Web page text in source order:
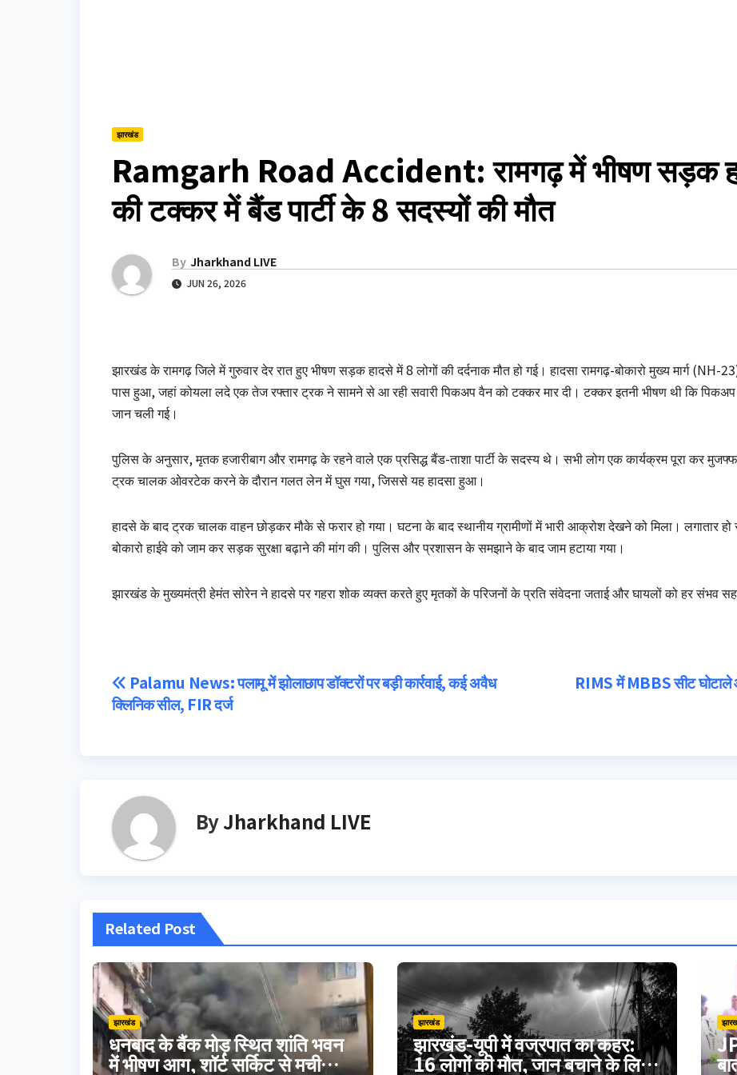
झारखंड
Ramgarh Road Accident: रामगढ़ में भीषण सड़क
की टक्कर में बैंड पार्टी के 8 सदस्यों की मौत
By Jharkhand LIVE
JUN 26, 2026
झारखंड के रामगढ़ जिले में गुरुवार देर रात हुए भीषण सड़क हादसे में 8 लोगों की दर्दनाक मौत हो गई। हादसा रामगढ़-बोकारो मुख्य मार्ग (NH-
पास हुआ, जहां कोयला लदे एक तेज रफ्तार ट्रक ने सामने से आ रही सवारी पिकअप वैन को टक्कर मार दी। टक्कर इतनी भीषण थी कि
जान चली गई।
पुलिस के अनुसार, मृतक हजारीबाग और रामगढ़ के रहने वाले एक प्रसिद्ध बैंड-ताशा पार्टी के सदस्य थे। सभी लोग एक कार्यक्रम पूरा कर
ट्रक चालक ओवरटेक करने के दौरान गलत लेन में घुस गया, जिससे यह हादसा हुआ।
हादसे के बाद ट्रक चालक वाहन छोड़कर मौके से फरार हो गया। घटना के बाद स्थानीय ग्रामीणों में भारी आक्रोश देखने को मिला। लगातार
बोकारो हाईवे को जाम कर सड़क सुरक्षा बढ़ाने की मांग की। पुलिस और प्रशासन के समझाने के बाद जाम हटाया गया।
झारखंड के मुख्यमंत्री हेमंत सोरेन ने हादसे पर गहरा शोक व्यक्त करते हुए मृतकों के परिजनों के प्रति संवेदना जताई और घायलों को हर संभव
Post
navigation
RIMS में MBBS सीट
Palamu News: पलामू में झोलाछाप डॉक्टरों पर बड़ी कार्रवाई, कई अवैध
क्लिनिक सील, FIR दर्ज
ByJharkhand LIVE
Related Post
झारखंड
धनबाद के बैंक मोड़ स्थित शांति भवन
में भीषण आग, शॉर्ट सर्किट से मची
झारखंड
झारखंड-यूपी में वज्रपात का कहर:
16 लोगों की मौत, जान बचाने के लिए